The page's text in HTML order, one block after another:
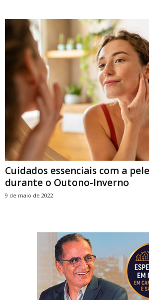
Cuidados essenciais com a
durante o Outono-Inverno
9 de maio de 2022